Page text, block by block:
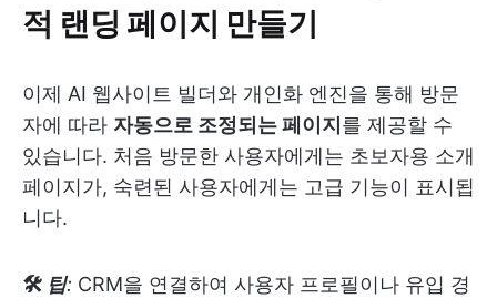
적 랜딩 페이지 만들기
이제 AI 웹사이트 빌더와 개인화 엔진을 통해 방문
자에 따라 자동으로 조정되는 페이지 를 제공할 수
있습니다. 처음 방문한 사용자에게는 초보자용 소개
페이지가, 숙련된 사용자에게는 고급 기능이 표시됩
니다.
🛠 팁: CRM을 연결하여 사용자 프로필이나 유입 경